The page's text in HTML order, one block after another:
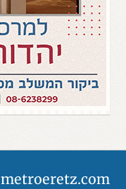
metroeretz.com